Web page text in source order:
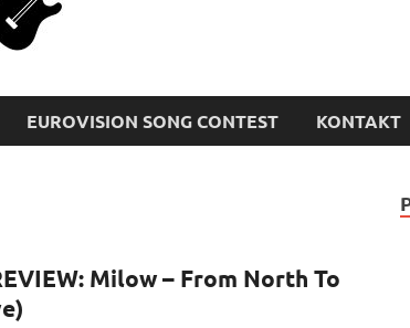
EUROVISION SONG CONTEST KONTAKT
Milow – From North To